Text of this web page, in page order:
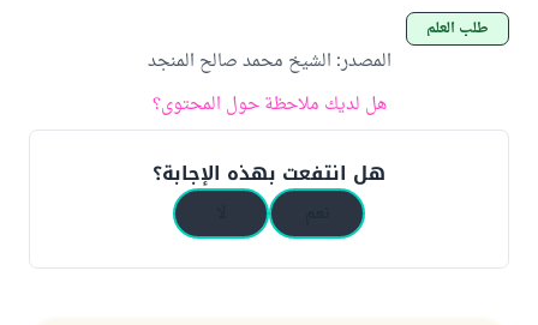
طلب العلم
المصدر: الشيخ محمد صالح المنجد
هل لديك ملاحظة حول المحتوى؟
هل انتفعت بهذه الإجابة؟